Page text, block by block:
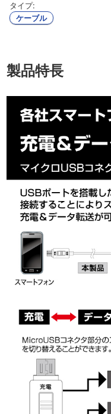
タイプ:
ケーブル
製品特長